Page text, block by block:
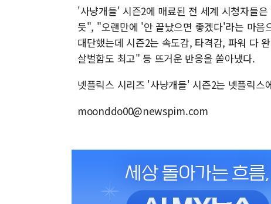
'사냥개들' 시즌2에 매료된 전 세계 시청자들
듯", "오랜만에 '안 끝났으면 좋겠다'라는 마음
대단했는데 시즌2는 속도감, 타격감, 파워 다
살벌함도 최고" 등 뜨거운 반응을 쏟아냈다.
넷플릭스 시리즈 '사냥개들' 시즌2는 넷플릭스
moonddo00@newspim.com